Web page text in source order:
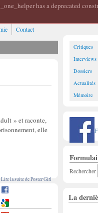
has a deprecated
Contact
» et raconte,
elle
Lire la suitede Poster Girl
Critiques
Interviews
Dossiers
Actualités
Mémoire
Rechercher
La